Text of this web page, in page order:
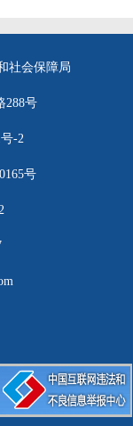
社会保障局
288号
-2
号